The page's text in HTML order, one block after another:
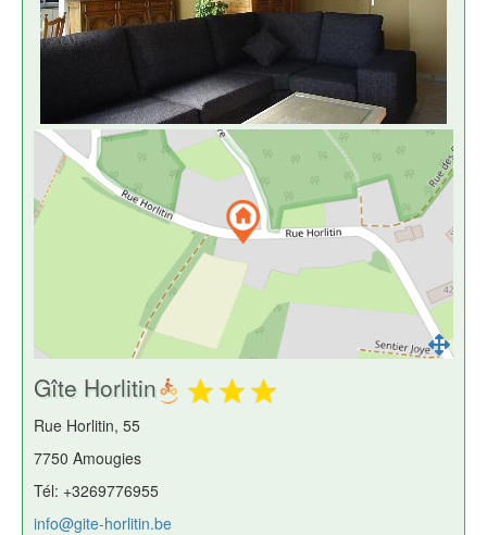
Gîte Horlitin
Rue Horlitin, 55
7750 Amougies
Tél: +3269776955
info@gite-horlitin.be